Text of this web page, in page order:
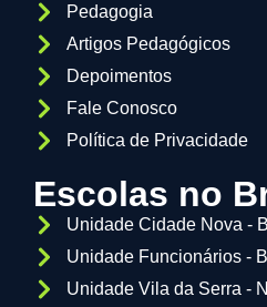
Pedagogia
Artigos Pedagógicos
Depoimentos
Fale Conosco
Política de Privacidade
Escolas no
Unidade Cidade Nova -
Unidade Funcionários -
Unidade Vila da Serra -